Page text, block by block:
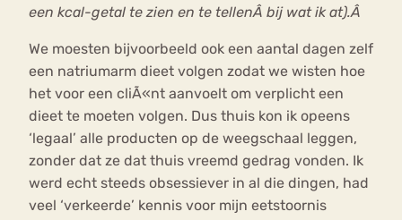
een kcal-getal te zien en te tellenÂ bij wat ik at).Â
We moesten bijvoorbeeld ook een aantal dagen zelf
een natriumarm dieet volgen zodat we wisten hoe
het voor een cliÃ«nt aanvoelt om verplicht een
dieet te moeten volgen. Dus thuis kon ik opeens
‘legaal’ alle producten op de weegschaal leggen,
zonder dat ze dat thuis vreemd gedrag vonden. Ik
werd echt steeds obsessiever in al die dingen, had
veel ‘verkeerde’ kennis voor mijn eetstoornis